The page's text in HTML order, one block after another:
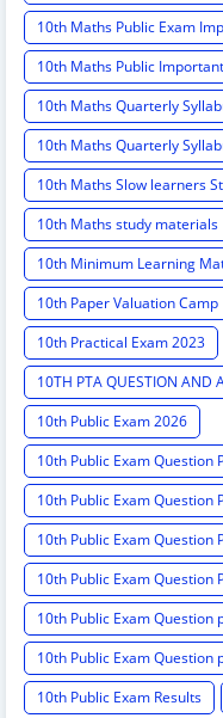
10th Maths Public Exam
10th Maths Public
10th Maths Quarterly
10th Maths Quarterly
10th Maths Slow learners
10th Maths study materials
10th Minimum Learning
10th Paper Valuation Camp
10th Practical Exam 2023
10TH PTA QUESTION AND
10th Public Exam 2026
10th Public Exam Question
10th Public Exam Question
10th Public Exam Question
10th Public Exam Question
10th Public Exam Question
10th Public Exam Question
10th Public Exam Results